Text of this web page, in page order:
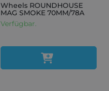
Wheels ROUNDHOUSE
MAG SMOKE 70MM/78A
Verfügbar.